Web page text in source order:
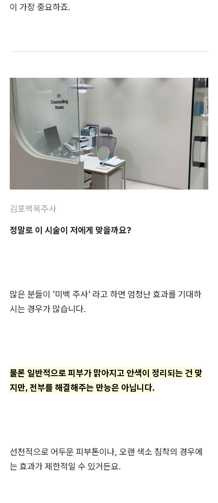
이 가장 중요하죠.
김포백옥주사
정말로 이 시술이 저에게 맞을까요?
많은 분들이 '미백 주사' 라고 하면 엄청난 효과를 기대하
시는 경우가 많습니다.
물론 일반적으로 피부가 맑아지고 안색이 정리되는 건 맞
지만, 전부를 해결해주는 만능은 아닙니다.
선천적으로 어두운 피부톤이나, 오랜 색소 침착의 경우에
는 효과가 제한적일 수 있거든요.